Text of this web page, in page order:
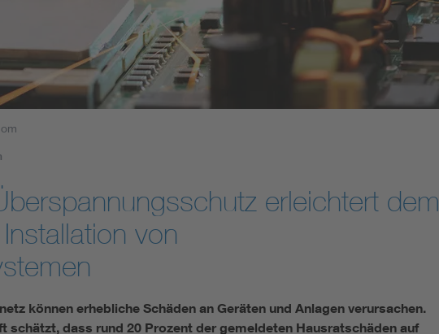
DIN VDE 0100 für sichere Elektroinstallationen
Elektrofachkraft (EFK)
erleichtert dem
von
können erhebliche Schäden an Geräten und Anlagen verursachen.
schätzt, dass rund 20 Prozent der gemeldeten Hausratschäden auf